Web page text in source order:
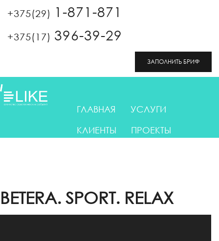
+375(29) 1-871-871
+375(17) 396-39-29
ЗАПОЛНИТЬ БРИФ
ГЛАВНАЯ
УСЛУГИ
КЛИЕНТЫ
ПРОЕКТЫ
BETERA. SPORT. RELAX